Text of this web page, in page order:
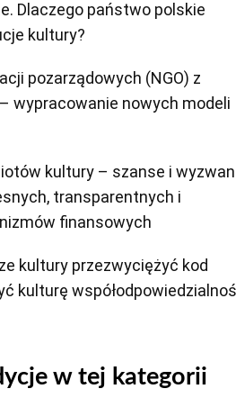
Dlaczego państwo polskie
kultury?
pozarządowych (NGO) z
wypracowanie nowych modeli
kultury – szanse i
transparentnych i
finansowych
kultury przezwyciężyć kod
kulturę
w tej kategorii